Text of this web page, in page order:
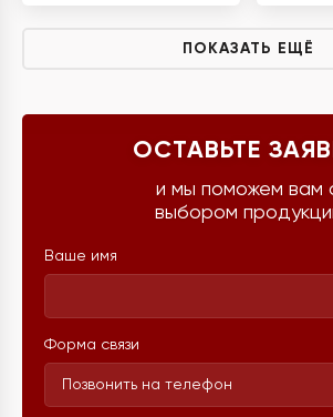
ПОКАЗАТЬ ЕЩЁ
ОСТАВЬТЕ
и мы поможем вам
выбором
Ваше имя
Форма связи
Позвонить на телефон